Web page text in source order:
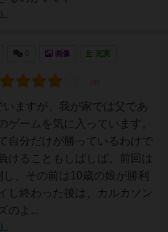
画像 充実
ますが、我が家では父であ
ゲームを気に入っています。
自分だけが勝っているわけで
けることもしばしば。前回は
、その前は10歳の娘が勝利
し終わった後は、カルカソン
のよ...